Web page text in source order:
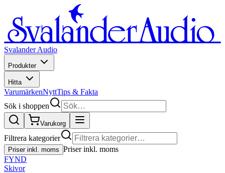
Svalander Audio
Produkter
Hitta
VarumärkenNyttTips & Fakta
Sök i shoppen
Varukorg
Filtrera kategorier
Priser inkl. moms Priser inkl. moms
FYND
Skivor